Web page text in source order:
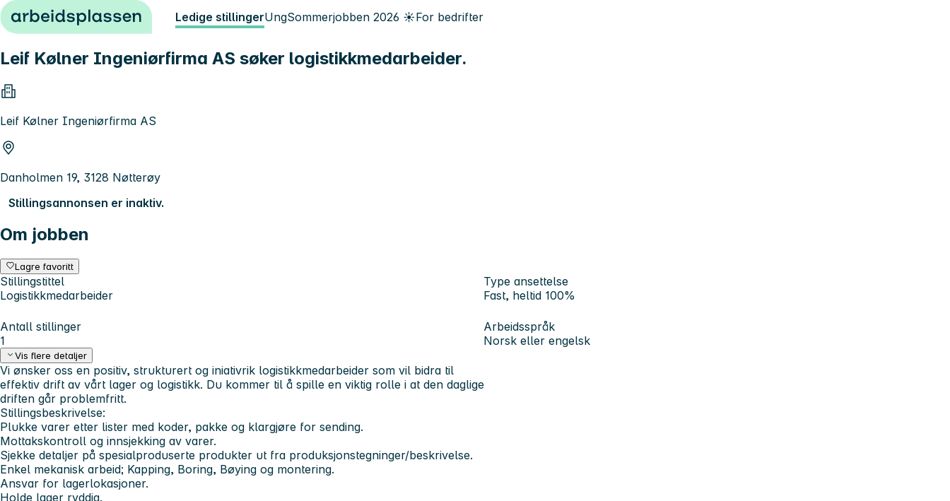
Hopp til innhold Ledige stillingerUngSommerjobben 2026 ☀️For bedrifter
Leif Kølner Ingeniørfirma AS søker logistikkmedarbeider.
Leif Kølner Ingeniørfirma AS
Danholmen 19, 3128 Nøtterøy
Stillingsannonsen er inaktiv.
Om jobben
Lagre favoritt
Stillingstittel
Logistikkmedarbeider
Type ansettelse
Fast, heltid 100%
Antall stillinger
1
Arbeidsspråk
Norsk eller engelsk
Vis flere detaljer
Vi ønsker oss en positiv, strukturert og iniativrik logistikkmedarbeider som vil bidra til
effektiv drift av vårt lager og logistikk. Du kommer til å spille en viktig rolle i at den daglige
driften går problemfritt.
Stillingsbeskrivelse:
Plukke varer etter lister med koder, pakke og klargjøre for sending.
Mottakskontroll og innsjekking av varer.
Sjekke detaljer på spesialproduserte produkter ut fra produksjonstegninger/beskrivelse.
Enkel mekanisk arbeid; Kapping, Boring, Bøying og montering.
Ansvar for lagerlokasjoner.
Holde lager ryddig.